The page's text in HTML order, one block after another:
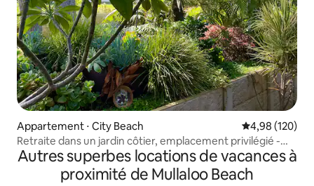
Appartement ⋅ City Beach Évaluation
4,98 (120)
Retraite dans un jardin côtier, emplacement privilégié -
appartement
Autres superbes locations de vacances à
proximité de Mullaloo Beach